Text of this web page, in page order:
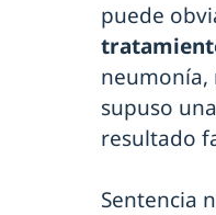
puede
neumonía,
supuso
resultado
Sentencia